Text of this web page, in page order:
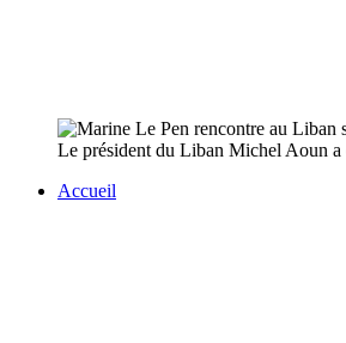
Le président du Liban Michel Aoun a
Accueil